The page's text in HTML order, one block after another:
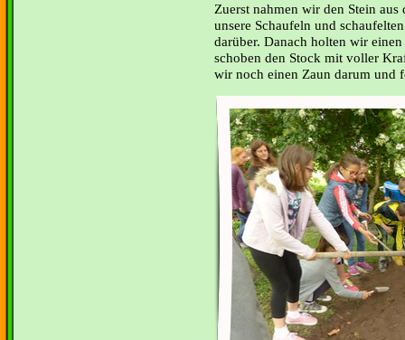
Zuerst nahmen wir den Stein
unsere Schaufeln und
darüber. Danach holten wir
schoben den Stock mit voller
wir noch einen Zaun darum und